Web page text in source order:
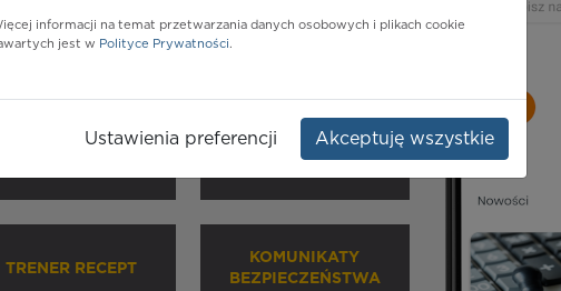
ochrony zdrowia
INHALATORY
TRENER RECEPT
KOMUNIKATY
BEZPIECZEŃSTWA
informacji na temat przetwarzania danych osobowych i plikach cookie
jest w Polityce Prywatności.
Ustawienia preferencji Akceptuję wszystkie